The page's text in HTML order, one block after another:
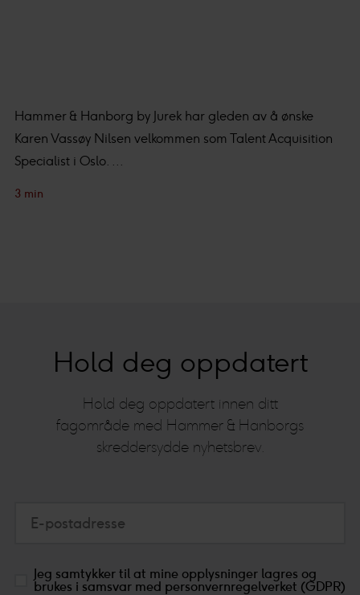
Hammer & Hanborg by Jurek har gleden av å ønske
Karen Vassøy Nilsen velkommen som Talent Acquisition
Specialist i Oslo. ...
3 min
Hold deg oppdatert
Hold deg oppdatert innen ditt
fagområde med Hammer & Hanborgs
skreddersydde nyhetsbrev.
E-postadresse
Jeg samtykker til at mine opplysninger lagres og
brukes i samsvar med personvernregelverket (GDPR)